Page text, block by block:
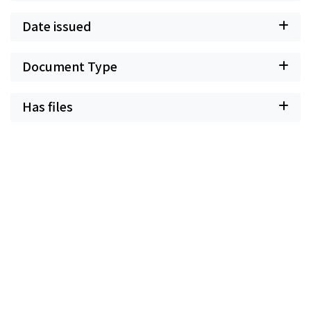
Date issued
Document Type
Has files